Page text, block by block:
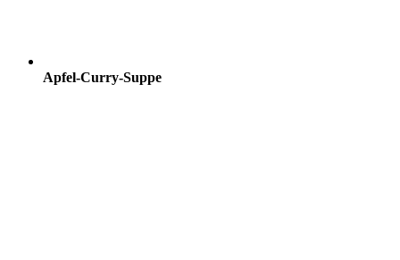
Apfel-Curry-Suppe